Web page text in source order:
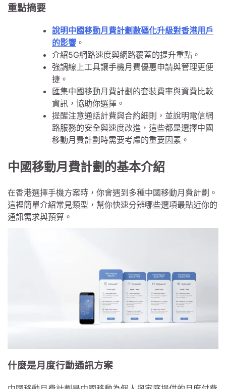
重點摘要
說明中國移動月費計劃數碼化升級對香港用戶
的影響 。
介紹5G網路速度與網路覆蓋的提升重點。
強調線上工具讓手機月費優惠申請與管理更便
捷。
匯集中國移動月費計劃的套裝費率與資費比較
資訊，協助你選擇。
提醒注意通話計費與合約細則，並說明電信網
路服務的安全與速度改進，這些都是選擇中國
移動月費計劃時需要考慮的重要因素。
中國移動月費計劃的基本介紹
在香港選擇手機方案時，你會遇到多種中國移動月費計劃。
這裡簡單介紹常見類型，幫你快速分辨哪些選項最貼近你的
通訊需求與預算。
什麼是月度行動通訊方案